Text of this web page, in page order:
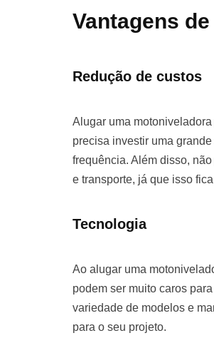
Vantagens
Redução de custos
Alugar uma
precisa investir uma
frequência. Além disso,
e transporte, já que isso
Tecnologia
Ao alugar uma
podem ser muito caros
variedade de modelos e
para o seu projeto.